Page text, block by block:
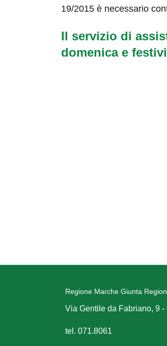
19/2015 è necessario
Il servizio di
domenica e
Regione Marche Giunta
Via Gentile da Fabriano, 9 -
tel. 071.8061